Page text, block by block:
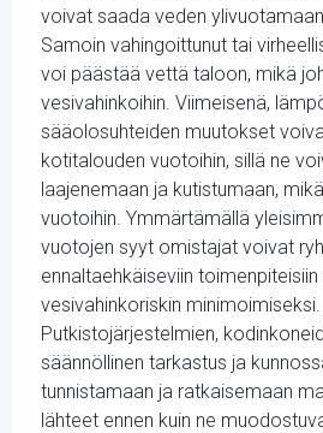
voivat saada veden
Samoin vahingoittunut tai
voi päästää vettä taloon, mikä
vesivahinkoihin. Viimeisenä,
sääolosuhteiden muutokset
kotitalouden vuotoihin, sillä ne
laajenemaan ja kutistumaan,
vuotoihin. Ymmärtämällä
vuotojen syyt omistajat voivat
ennaltaehkäiseviin
vesivahinkoriskin minimoimiseksi.
Putkistojärjestelmien,
säännöllinen tarkastus ja
tunnistamaan ja ratkaisemaan
lähteet ennen kuin ne